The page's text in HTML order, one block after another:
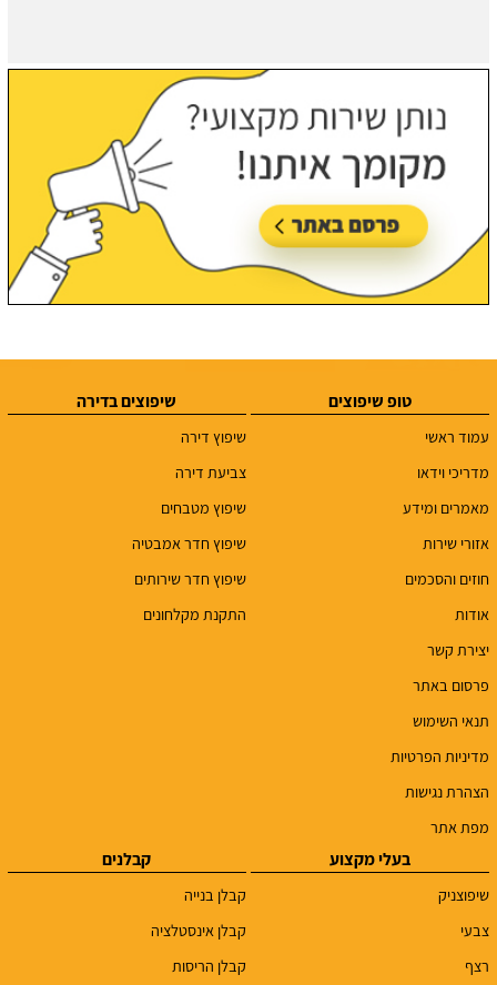
טופ שיפוצים
עמוד ראשי
מדריכי וידאו
מאמרים ומידע
אזורי שירות
חוזים והסכמים
אודות
יצירת קשר
פרסום באתר
תנאי השימוש
מדיניות הפרטיות
הצהרת נגישות
מפת אתר
שיפוצים בדירה
שיפוץ דירה
צביעת דירה
שיפוץ מטבחים
שיפוץ חדר אמבטיה
שיפוץ חדר שירותים
התקנת מקלחונים
בעלי מקצוע
שיפוצניק
צבעי
רצף
קבלנים
קבלן בנייה
קבלן אינסטלציה
קבלן הריסות